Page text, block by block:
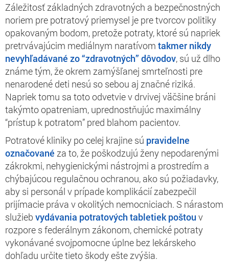
Záležitosť základných zdravotných a bezpečnostných
noriem pre potratový priemysel je pre tvorcov politiky
opakovaným bodom, pretože potraty, ktoré sú napriek
pretrvávajúcim mediálnym naratívom takmer nikdy
nevyhľadávané zo “zdravotných” dôvodov, sú už dlho
známe tým, že okrem zamýšľanej smrteľnosti pre
nenarodené deti nesú so sebou aj značné riziká.
Napriek tomu sa toto odvetvie v drvivej väčšine bráni
takýmto opatreniam, uprednostňujúc maximálny
“prístup k potratom” pred blahom pacientov.
Potratové kliniky po celej krajine sú pravidelne
označované za to, že poškodzujú ženy nepodarenými
zákrokmi, nehygienickými nástrojmi a prostredím a
chýbajúcou regulačnou ochranou, ako sú požiadavky,
aby si personál v prípade komplikácií zabezpečil
prijímacie práva v okolitých nemocniciach. S nárastom
služieb vydávania potratových tabletiek poštou v
rozpore s federálnym zákonom, chemické potraty
vykonávané svojpomocne úplne bez lekárskeho
dohľadu určite tieto škody ešte zvýšia.